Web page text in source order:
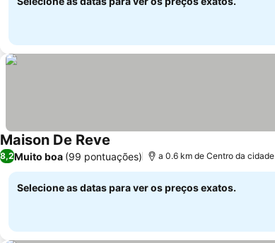
Maison De Reve
8,2Muito boa (99 pontuações) a 0.6 km de Centro da cidade
Selecione as datas para ver os preços exatos.